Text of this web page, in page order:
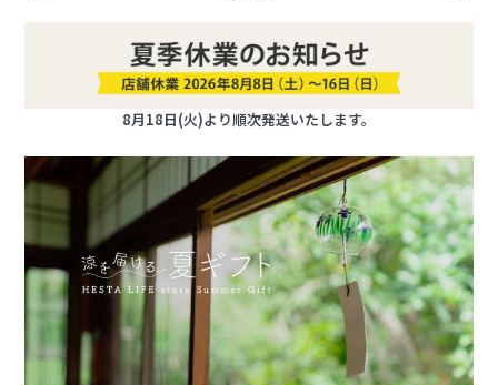
8月18日(火)より順次発送いたします。